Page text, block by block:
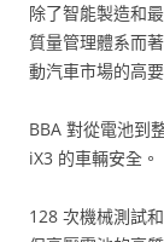
除了智能製造和
質量管理體系而
動汽車市場的高要
BBA 對從電池到
iX3 的車輛安全。
128 次機械測試